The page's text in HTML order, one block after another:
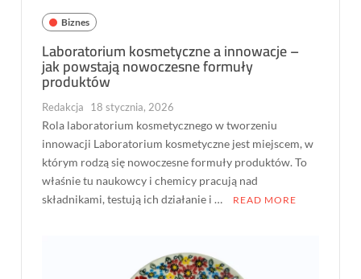
Biznes
Laboratorium kosmetyczne a innowacje –
jak powstają nowoczesne formuły
produktów
Redakcja 18 stycznia, 2026
Rola laboratorium kosmetycznego w tworzeniu
innowacji Laboratorium kosmetyczne jest miejscem, w
którym rodzą się nowoczesne formuły produktów. To
właśnie tu naukowcy i chemicy pracują nad
składnikami, testują ich działanie i …
READ MORE